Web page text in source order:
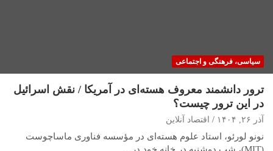
سیاسی، فرهنگی و اجتماعی
ترور دانشمند معروف هسته‌ای در آمریکا / نقش اسرائیل
در این ترور چیست؟
آذر ۲۶, ۱۴۰۴ اقتصاد آنلاین
نونو لورئو، استاد علوم هسته‌ای در مؤسسه فناوری ماساچوست